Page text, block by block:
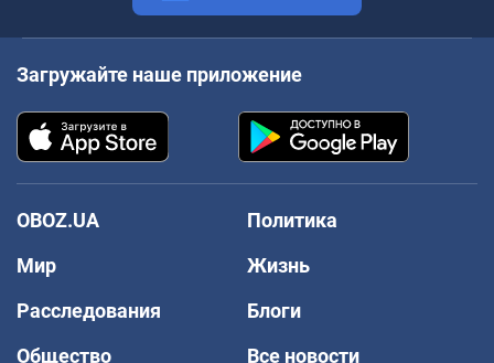
Загружайте наше приложение
OBOZ.UA
Политика
Мир
Жизнь
Расследования
Блоги
Общество
Все новости